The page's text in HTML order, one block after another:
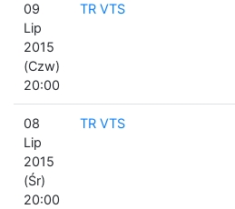
09
Lip
2015
(Czw)
20:00
TR VTS
08
Lip
2015
(Śr)
20:00
TR VTS